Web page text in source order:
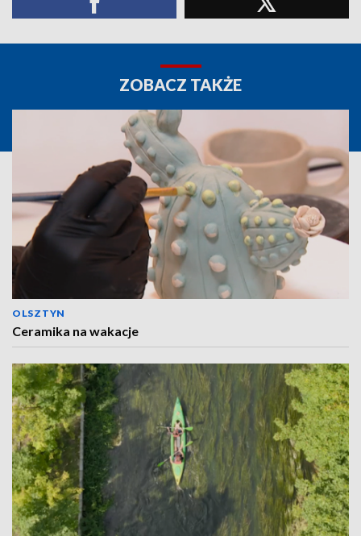
ZOBACZ TAKŻE
OLSZTYN
Ceramika na wakacje